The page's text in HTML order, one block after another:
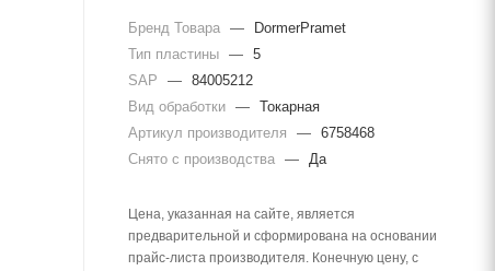
Бренд Товара —
DormerPramet
Тип пластины — 5
SAP
— 84005212
Вид обработки — Токарная
Артикул производителя
— 6758468
Снято с производства — Да
Цена, указанная на сайте, является
предварительной и сформирована на основании
прайс-листа производителя. Конечную цену, с